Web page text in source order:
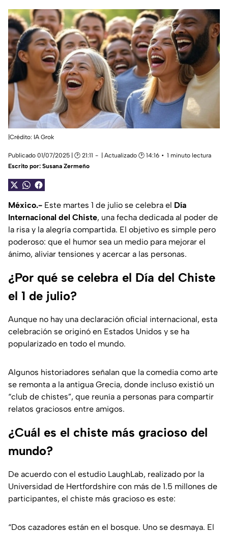
|Crédito: IA Grok
Publicado 01/07/2025 | 🕑 21:11 | Actualizado 🕑 14:16
1 minuto lectura
Escrito por: Susana Zermeño
México.- Este martes 1 de julio se celebra el Día
Internacional del Chiste, una fecha dedicada al poder de
la risa y la alegría compartida. El objetivo es simple pero
poderoso: que el humor sea un medio para mejorar el
ánimo, aliviar tensiones y acercar a las personas.
¿Por qué se celebra el Día del Chiste
el 1 de julio?
Aunque no hay una declaración oficial internacional, esta
celebración se originó en Estados Unidos y se ha
popularizado en todo el mundo.
Algunos historiadores señalan que la comedia como arte
se remonta a la antigua Grecia, donde incluso existió un
“club de chistes”, que reunía a personas para compartir
relatos graciosos entre amigos.
¿Cuál es el chiste más gracioso del
mundo?
De acuerdo con el estudio LaughLab, realizado por la
Universidad de Hertfordshire con más de 1.5 millones de
participantes, el chiste más gracioso es este:
“Dos cazadores están en el bosque. Uno se desmaya. El